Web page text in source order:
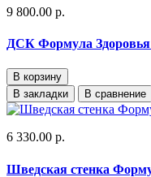
9 800.00 р.
ДСК Формула Здоровья
В корзину
В закладки
В сравнение
6 330.00 р.
Шведская стенка